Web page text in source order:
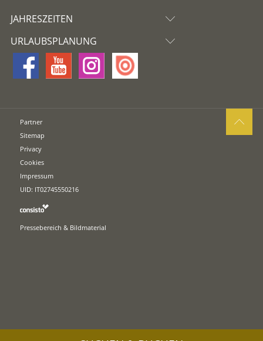
JAHRESZEITEN
URLAUBSPLANUNG
Partner
Sitemap
Privacy
Cookies
Impressum
UID: IT02745550216
Pressebereich & Bildmaterial